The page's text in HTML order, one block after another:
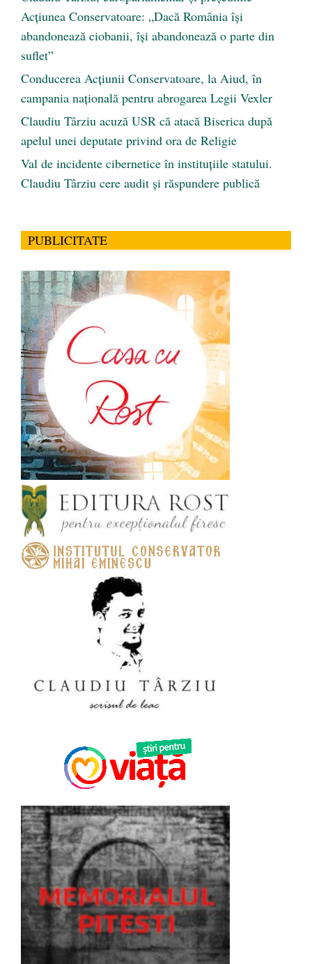
Acțiunea Conservatoare: „Dacă România își
abandonează ciobanii, își abandonează o parte din
suflet”
Conducerea Acțiunii Conservatoare, la Aiud, în
campania națională pentru abrogarea Legii Vexler
Claudiu Târziu acuză USR că atacă Biserica după
apelul unei deputate privind ora de Religie
Val de incidente cibernetice în instituțiile statului.
Claudiu Târziu cere audit și răspundere publică
PUBLICITATE